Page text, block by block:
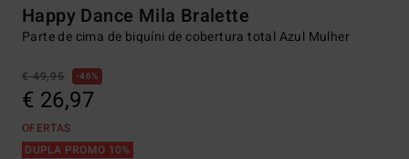
Happy Dance Mila Bralette
Parte de cima de biquíni de cobertura total Azul Mulher
€ 49,95 46%
€ 26,97
OFERTAS
DUPLA PROMO 10%